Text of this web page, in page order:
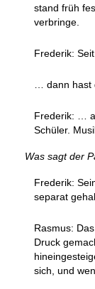
stand früh
verbringe.
Frederik:
… dann hast
Frederik: …
Schüler.
Was sagt der
Frederik:
separat
Rasmus:
Druck
sich, und